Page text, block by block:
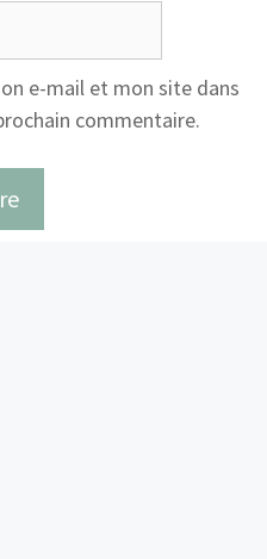
e-mail et mon site dans
commentaire.